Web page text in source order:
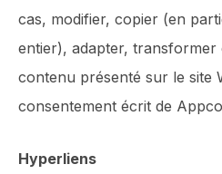
cas, modifier, copier (en
entier), adapter,
contenu présenté sur le site
consentement écrit de
Hyperliens